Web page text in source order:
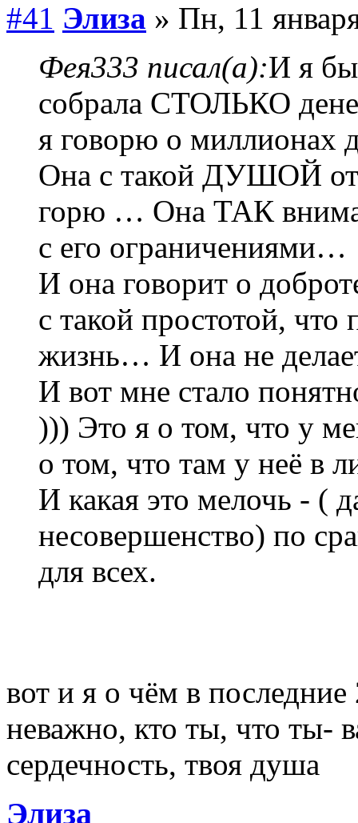
#41 Элиза » Пн, 11
Фея333 писал(а):И я
собрала СТОЛЬКО
я говорю о миллионах
Она с такой ДУШОЙ
горю … Она ТАК
с его ограничениями…
И она говорит о
с такой простотой,
жизнь… И она не
И вот мне стало
))) Это я о том, что у
о том, что там у неё в
И какая это мелочь - (
несовершенство) по
для всех.
вот и я о чём в последние
неважно, кто ты, что ты-
сердечность, твоя душа
Элиза